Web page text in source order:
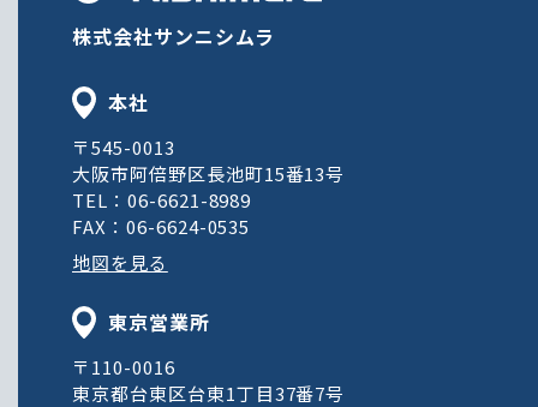
株式会社サンニシムラ
本社
〒545-0013
大阪市阿倍野区長池町15番13号
TEL：06-6621-8989
FAX：06-6624-0535
地図を見る
東京営業所
〒110-0016
東京都台東区台東1丁目37番7号